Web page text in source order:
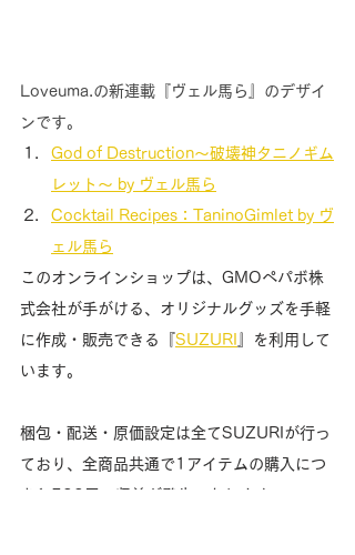
Loveuma.の新連載『ヴェル馬ら』のデザイ
ンです。
God of Destruction〜破壊神タニノギム
レット〜 by ヴェル馬ら
Cocktail Recipes：TaninoGimlet by ヴ
ェル馬ら
このオンラインショップは、GMOペパボ株
式会社が手がける、オリジナルグッズを手軽
に作成・販売できる『 SUZURI
』を利用して
います。
梱包・配送・原価設定は全てSUZURIが行っ
ており、全商品共通で1アイテムの購入につ